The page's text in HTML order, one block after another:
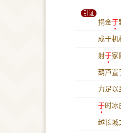
引证
捐金于
成于机
射于家
葫芦置
力足以
于时冰
越长城